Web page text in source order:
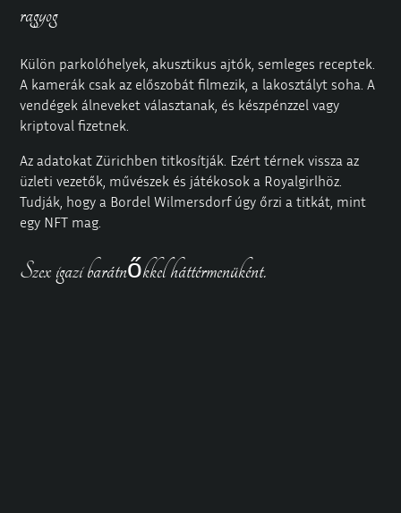
ragyog
Külön parkolóhelyek, akusztikus ajtók, semleges receptek.
A kamerák csak az előszobát filmezik, a lakosztályt soha. A
vendégek álneveket választanak, és készpénzzel vagy
kriptoval fizetnek.
Az adatokat Zürichben titkosítják. Ezért térnek vissza az
üzleti vezetők, művészek és játékosok a Royalgirlhöz.
Tudják, hogy a Bordel Wilmersdorf úgy őrzi a titkát, mint
egy NFT mag.
Szex igazi barátnőkkel háttérmenüként.